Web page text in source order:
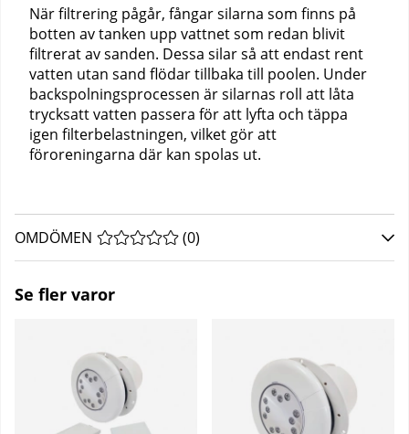
När filtrering pågår, fångar silarna som finns på
botten av tanken upp vattnet som redan blivit
filtrerat av sanden. Dessa silar så att endast rent
vatten utan sand flödar tillbaka till poolen. Under
backspolningsprocessen är silarnas roll att låta
trycksatt vatten passera för att lyfta och täppa
igen filterbelastningen, vilket gör att
föroreningarna där kan spolas ut.
OMDÖMEN MEDELBETYG 0 AV 5 ANTAL BETYG 0
(0)
Se fler varor